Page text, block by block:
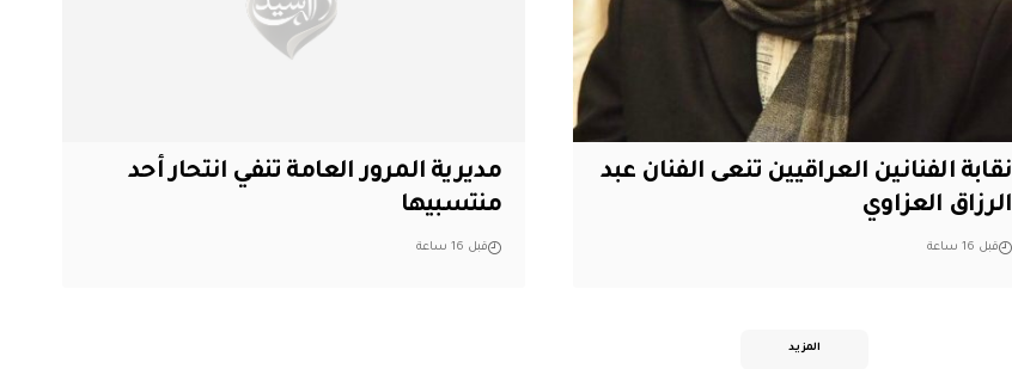
نقابة الفنانين العراقيين تنعى الفنان عبد
الرزاق العزاوي
قبل 16 ساعة
مديرية المرور العامة تنفي انتحار أحد
منتسبيها
قبل 16 ساعة
المزيد